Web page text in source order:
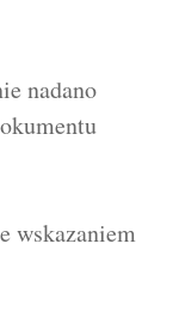
nadano
wskazaniem